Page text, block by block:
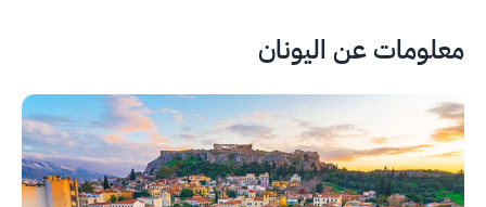
معلومات عن اليونان